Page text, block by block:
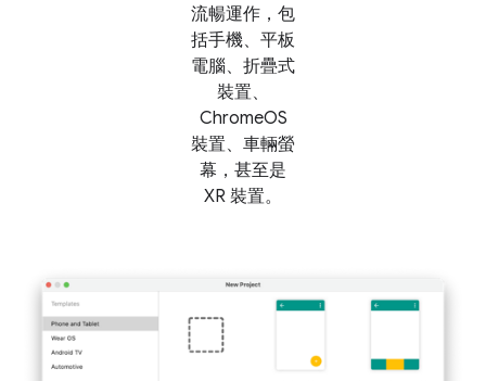
流暢運作，包
括手機、平板
電腦、折疊式
裝置、
ChromeOS
裝置、車輛螢
幕，甚至是
XR 裝置。